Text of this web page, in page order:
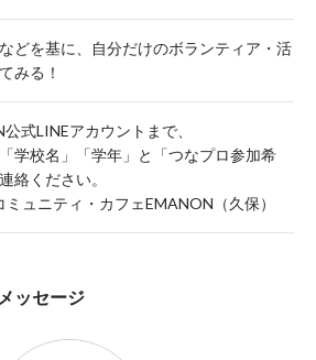
どを基に、自分だけのボランティア・活
みる！
式LINEアカウントまで、
「学校名」「学年」と「つなプロ参加希
絡ください。
ミュニティ・カフェEMANON（久保）
ッセージ